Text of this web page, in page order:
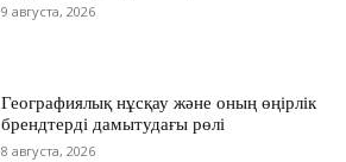
9 августа, 2026
Географиялық нұсқау және оның өңірлік
брендтерді дамытудағы рөлі
8 августа, 2026